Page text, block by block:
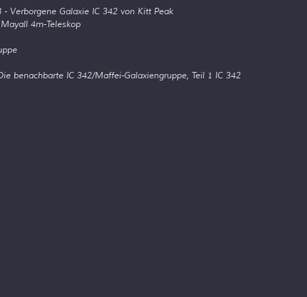
- Verborgene Galaxie IC 342 von Kitt Peak
4m-Teleskop
benachbarte IC 342/Maffei-Galaxiengruppe, Teil 1 IC 342